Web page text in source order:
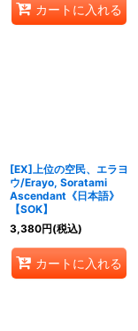
カートに入れる
[EX]上位の空民、エラヨ
ウ/Erayo, Soratami
Ascendant《日本語》
【SOK】
3,380円(税込)
カートに入れる